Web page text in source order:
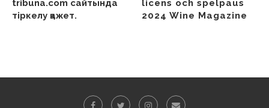
tribuna.com сайтында
тіркелу қажет.
licens och spelpaus
2024 Wine Magazine